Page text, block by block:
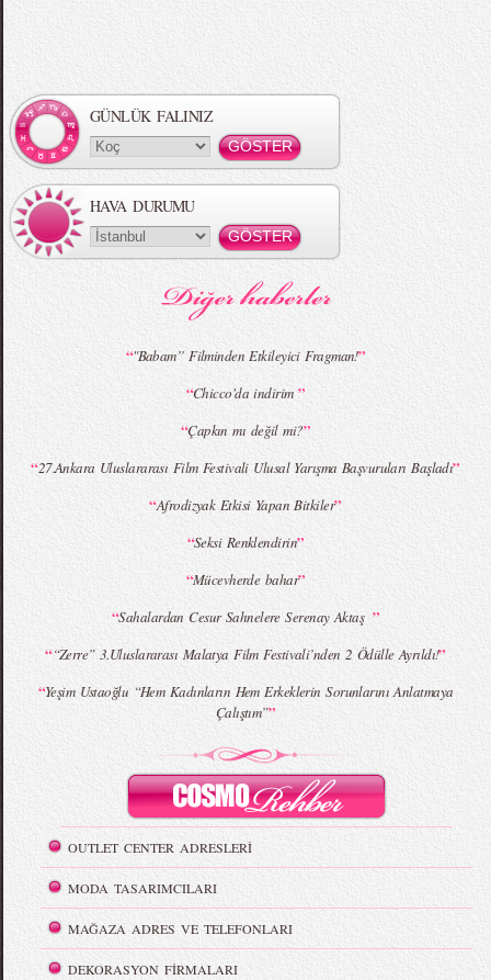
MBFWI - Gülçin Çengel 2015 Yaz
MBFWI - Zeynep Erdoğan 2015 Yaz
MBFWI - Giray Sepin 2015 Yaz Koleksiyonu MBFWI - Burçe Bekrek 2015 Yaz Koleksiyonu
GÜNLÜK FALINIZ
HAVA DURUMU
“"Babam’’ Filminden Etkileyici Fragman!”
“Chicco'da indirim ”
“Çapkın mı değil mi?”
“27.Ankara Uluslararası Film Festivali Ulusal Yarışma Başvuruları Başladı”
“Afrodizyak Etkisi Yapan Bitkiler”
“Seksi Renklendirin”
“Mücevherde bahar”
“Sahalardan Cesur Sahnelere Serenay Aktaş ”
““Zerre” 3.Uluslararası Malatya Film Festivali’nden 2 Ödülle Ayrıldı!”
“Yeşim Ustaoğlu “Hem Kadınların Hem Erkeklerin Sorunlarını Anlatmaya
Çalıştım””
OUTLET CENTER ADRESLERİ
MODA TASARIMCILARI
MAĞAZA ADRES VE TELEFONLARI
DEKORASYON FİRMALARI